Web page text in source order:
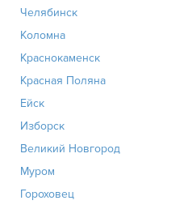
Челябинск
Коломна
Краснокаменск
Красная Поляна
Ейск
Изборск
Великий Новгород
Муром
Гороховец